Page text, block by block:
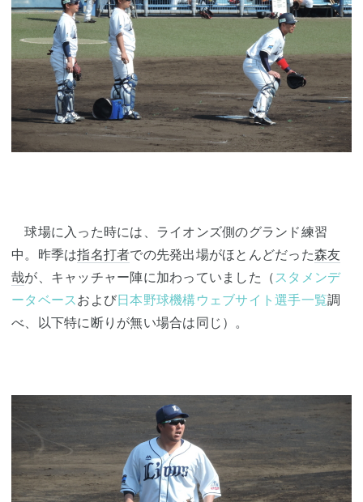
球場に入った時には、ライオンズ側のグランド練習
中。昨季は指名打者での先発出場がほとんどだった森友
哉が、キャッチャー陣に加わっていました（スタメンデ
ータベースおよび日本野球機構ウェブサイト選手一覧調
べ、以下特に断りが無い場合は同じ）。